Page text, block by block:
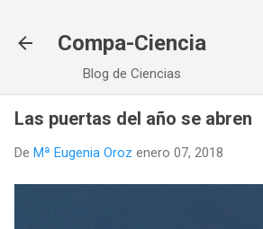
Compa-Ciencia
Blog de Ciencias
Las puertas del año se abren
De Mª Eugenia Oroz enero 07, 2018